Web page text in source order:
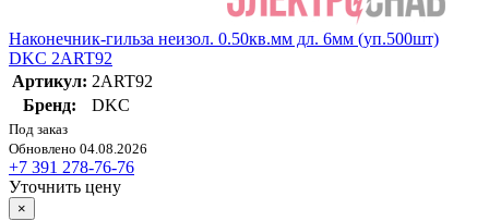
Наконечник-гильза неизол. 0.50кв.мм дл. 6мм (уп.500шт)
DKC 2ART92
Артикул: 2ART92
Бренд:
DKC
Под заказ
Обновлено 04.08.2026
+7 391 278-76-76
Уточнить цену
×